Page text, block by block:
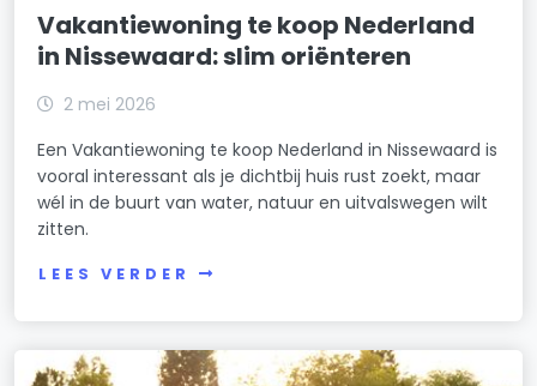
Vakantiewoning te koop Nederland
in Nissewaard: slim oriënteren
2 mei 2026
Een Vakantiewoning te koop Nederland in Nissewaard is
vooral interessant als je dichtbij huis rust zoekt, maar
wél in de buurt van water, natuur en uitvalswegen wilt
zitten.
LEES VERDER